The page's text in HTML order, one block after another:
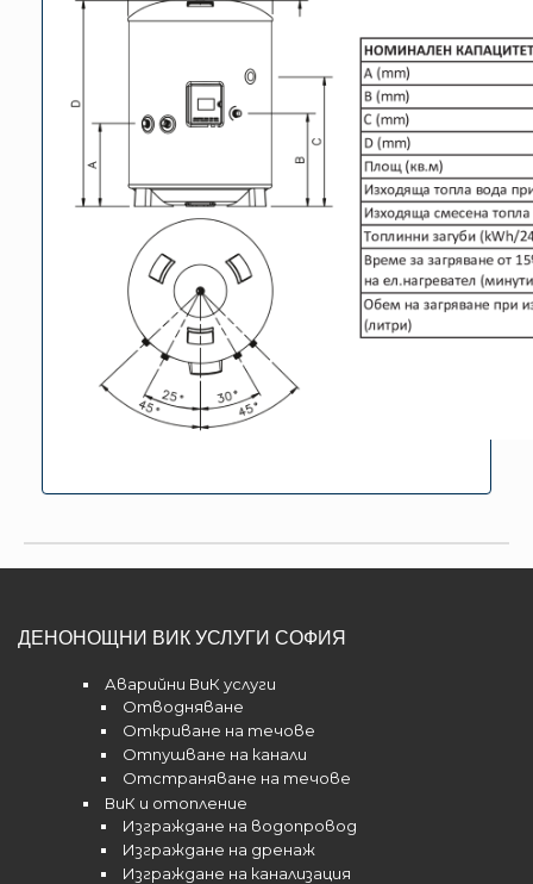
ДЕНОНОЩНИ ВИК УСЛУГИ СОФИЯ
Аварийни ВиК услуги
Отводняване
Откриване на течове
Отпушване на канали
Отстраняване на течове
ВиК и отопление
Изграждане на водопровод
Изграждане на дренаж
Изграждане на канализация